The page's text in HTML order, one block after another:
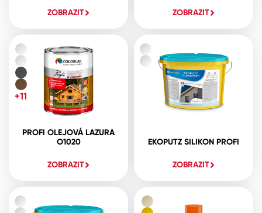
ZOBRAZIT ZOBRAZIT
PROFI OLEJOVÁ LAZURA
O1020
ZOBRAZIT
+11
EKOPUTZ SILIKON PROFI
ZOBRAZIT